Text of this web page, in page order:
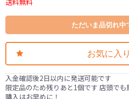
ただいま品切れ中
お気に入り
入金確認後2日以内に発送可能です
限定品のため残りあと1個です 店頭で
購入はお早めに！